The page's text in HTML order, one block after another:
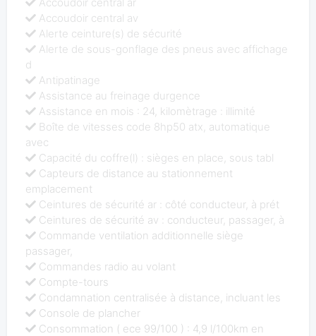
Accoudoir central av
Alerte ceinture(s) de sécurité
Alerte de sous-gonflage des pneus avec affichage
d
Antipatinage
Assistance au freinage durgence
Assistance en mois : 24, kilomètrage : illimité
Boîte de vitesses code 8hp50 atx, automatique
avec
Capacité du coffre(l) : sièges en place, sous tabl
Capteurs de distance au stationnement
emplacement
Ceintures de sécurité ar : côté conducteur, à prét
Ceintures de sécurité av : conducteur, passager, à
Commande ventilation additionnelle siège
passager,
Commandes radio au volant
Compte-tours
Condamnation centralisée à distance, incluant les
Console de plancher
Consommation ( ece 99/100 ) : 4,9 l/100km en